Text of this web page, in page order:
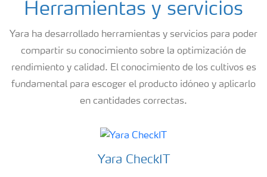
Herramientas y servicios
Yara ha desarrollado herramientas y servicios para poder
compartir su conocimiento sobre la optimización de
rendimiento y calidad. El conocimiento de los cultivos es
fundamental para escoger el producto idóneo y aplicarlo
en cantidades correctas.
Yara CheckIT